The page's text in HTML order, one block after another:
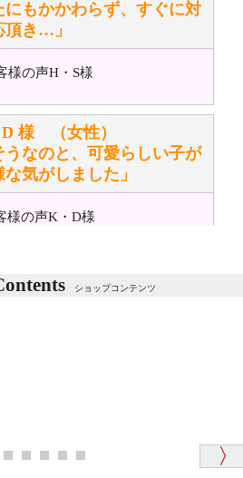
みは洗濯できますか？ ぬいぐ
てください。
ください。
ているボタンやタグに、何か意
ください。
たりすると「グーグー」と鳴く
にもかかわらず、すぐに対
頂き…」
D 様 （女性）
うなのと、可愛らしい子が
気がしました」
K 様 （女性）
寧でした。値段と他の融通
丁寧であったことです」
ショップコンテンツ